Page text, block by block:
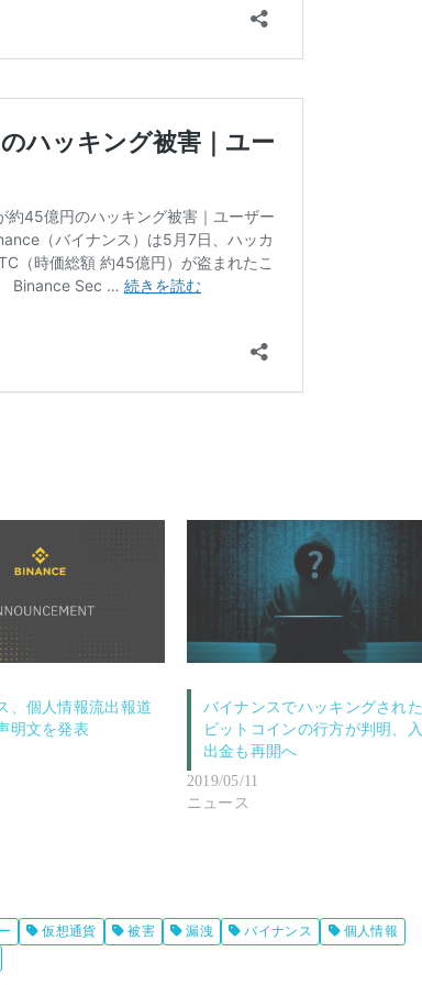
、個人情報流出報道
明文を発表
バイナンスでハッキングされた
ビットコインの行方が判明、入
出金も再開へ
2019/05/11
ニュース
仮想通貨 被害 漏洩 バイナンス 個人情報